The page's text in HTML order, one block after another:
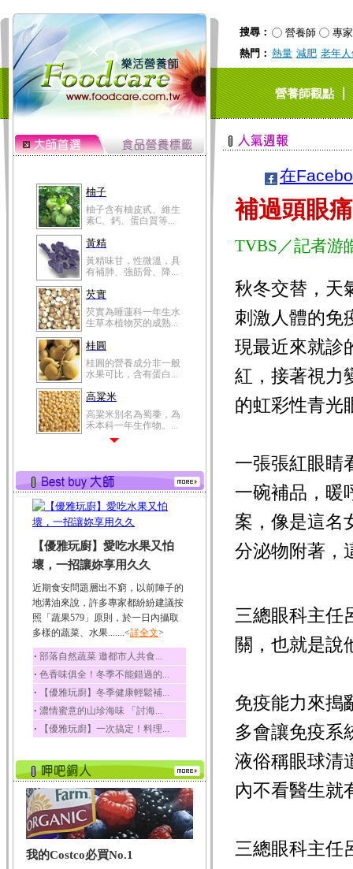
搜尋： 營養師
專家
熱門： 熱量 減肥 老年
營養師觀點｜
柚子
柚子含有柚皮甙、維生
素C、鈣、蛋白質等...
黃精
黃精味甘，性微溫，具
有補肺、強筋骨、降...
芡實
芡實為睡蓮科一年生水
生草本植物芡的成熟...
桂圓
桂圓的營養成分非一般
水果可比，含有蛋白...
高粱米
高粱米別名為蜀黍，為
禾本科一年生作物。...
有蛋白質、脂肪、磷...
鮪魚
鮪魚肚肉中的不飽和脂
肪酸內富含EPA和DH...
韭菜
韭菜所含的膳食纖維能
冬瓜
冬瓜營養價值高，鈉含
量極低是水腫病人的...
豆豉
豆豉裡頭含有營養的蛋
白質、脂肪、鈣、磷...
榛果
榛果裡所含的營養素有
蛋白質、脂肪、醣類...
迷迭香 裡頭含有咖啡
酸、迷迭香酸、植物...
咖啡
咖啡中的咖啡因會刺激
中樞神經系統，特別...
椰子
【優雅玩廚】愛吃水果又怕
壞，一招讓妳享用久久
近期食安問題層出不窮，以前陣子的
地溝油來說，許多專家都紛紛建議按
照「蔬果579」原則，於一日內攝取
多樣的蔬菜、水果.......<詳全文>
‧ 部落自然蔬菜 邀都市人共食...
‧ 色香味俱全！冬季不能錯過的...
‧ 【優雅玩廚】冬季健康輕鬆補...
‧ 濃情蜜意的山珍海味 「討海...
‧ 【優雅玩廚】一次搞定！料理...
我的Costco必買No.1
在
補過頭眼
TVBS／記者游
秋冬交替，天
刺激人體的免
現最近來就診
紅，接著視力
的虹彩性青光
一張張紅眼睛
一碗補品，暖
案，像是這名
分泌物附著，
三總眼科主任
關，也就是說
免疫能力來搗
多會讓免疫系
液俗稱眼球清
內不看醫生就
三總眼科主任